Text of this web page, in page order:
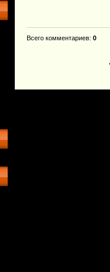
Всего комментариев: 0